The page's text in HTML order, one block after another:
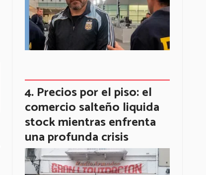
Precios por el piso: el
comercio salteño liquida
stock mientras enfrenta
una profunda crisis